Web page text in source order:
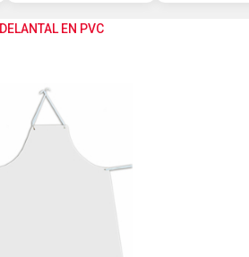
DELANTAL EN PVC